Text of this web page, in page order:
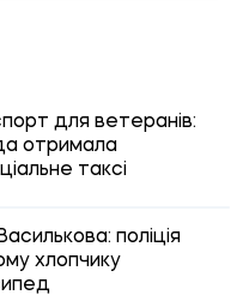
для ветеранів:
отримала
таксі
поліція
хлопчику